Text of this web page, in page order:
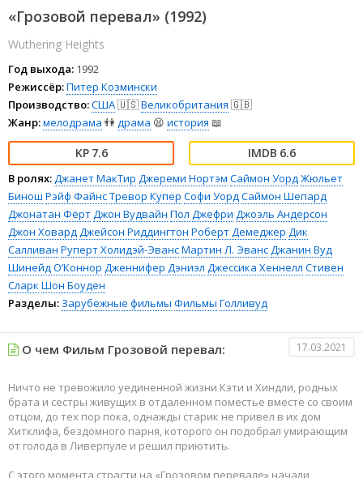
«Грозовой перевал» (1992)
Wuthering Heights
Год выхода: 1992
Режиссёр:Питер Козмински
Производство:США🇺🇸Великобритания 🇬🇧
Жанр:мелодрама 👫 драма 😫 история 📖
7.6 6.6
В ролях: Джанет МакТир Джереми Нортэм Саймон Уорд Жюльет
Бинош Рэйф ФайнсТревор Купер Софи Уорд Саймон Шепард
Джонатан Фёрт Джон Вудвайн Пол Джефри Джоэль Андерсон
Джон Ховард Джейсон Риддингтон Роберт Демеджер Дик
Салливан Руперт Холидэй-ЭвансМартин Л. Эванс Джанин Вуд
Шинейд О’Коннор Дженнифер Дэниэл Джессика Хеннелл Стивен
Сларк Шон Боуден
Разделы: Зарубежные фильмы Фильмы Голливуд
О чем Фильм Грозовой перевал: 17.03.2021
Ничто не тревожило уединенной жизни Кэти и Хиндли, родных
брата и сестры живущих в отдаленном поместье вместе со своим
отцом, до тех пор пока, однажды старик не привел в их дом
Хитклифа, бездомного парня, которого он подобрал умирающим
от голода в Ливерпуле и решил приютить.
С этого момента страсти на «Грозовом перевале» начали